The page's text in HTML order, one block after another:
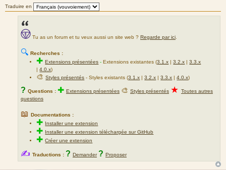
Traduire en
Tu as un forum et tu veux aussi un site web ? Regarde par ici
🔍 Recherches :
✚Extensions présentées -Extensions existantes (3.1.x |3.2.x |3.3.x
|4.0.x)
🎨Styles présentés - Styles existants (3.1.x |3.2.x |3.3.x |4.0.x)
? Questions : ✚ Extensions présentées 🎨 Styles présentés ★ Toutes autres
questions
📖 Documentations :
✚ Installer une extension
✚ Installer une extension téléchargée sur GitHub
✚Créer une extension
✍ Traductions : ? Demander ? Proposer